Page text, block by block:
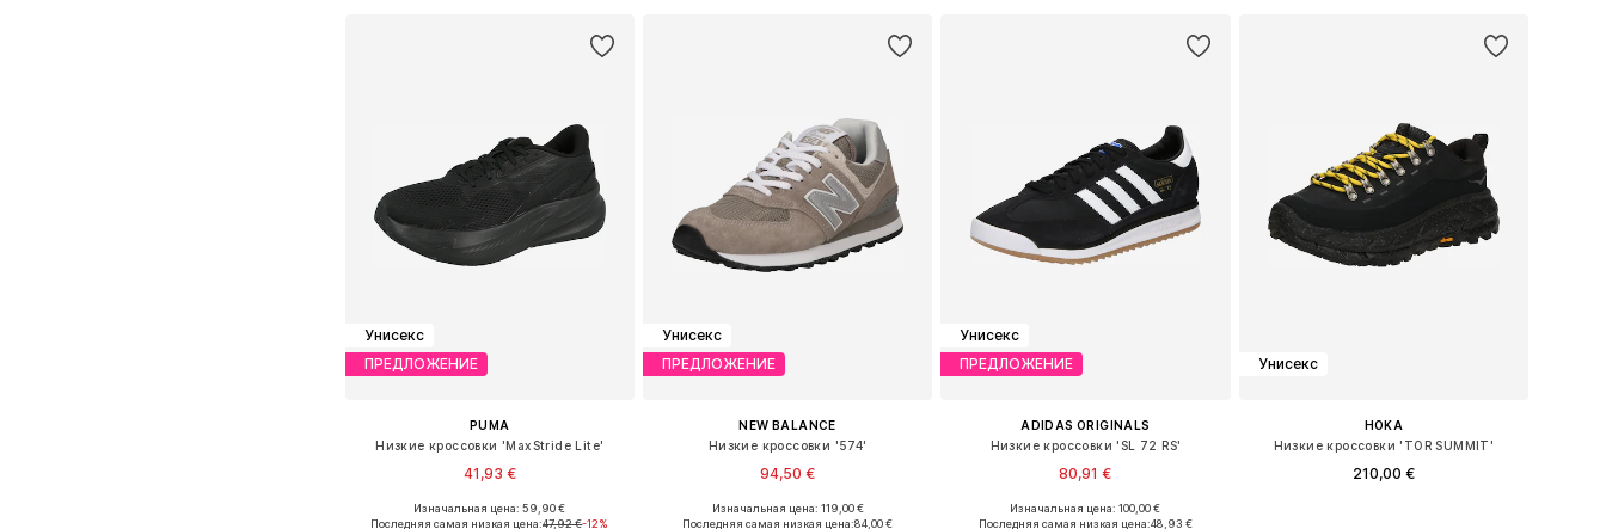
Унисекс
ПРЕДЛОЖЕНИЕ
PUMA
Низкие кроссовки 'MaxStride Lite'
41,93 €
Доступно множество размеров
Изначальная цена: 59,90 €
Последняя самая низкая цена:47,92 €-12%
Унисекс
ПРЕДЛОЖЕНИЕ
NEW BALANCE
Низкие кроссовки '574'
94,50 €
+2
Доступно множество размеров
Изначальная цена: 119,00 €
Последняя самая низкая цена:84,00 €
Унисекс
ПРЕДЛОЖЕНИЕ
ADIDAS ORIGINALS
Низкие кроссовки 'SL 72 RS'
80,91 €
+1
Доступно множество размеров
Изначальная цена: 100,00 €
Последняя самая низкая цена:48,93 €
Унисекс
HOKA
Низкие кроссовки 'TOR SUMMIT'
210,00 €